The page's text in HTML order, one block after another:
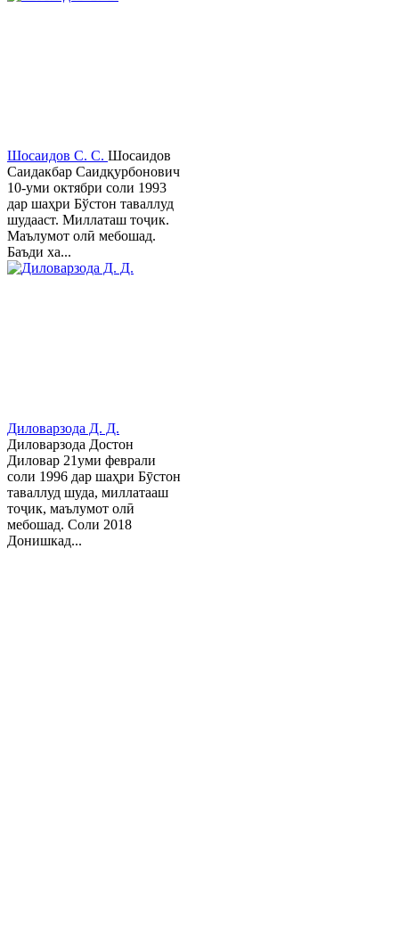
Шосаидов С. С. Шосаидов
Саидакбар Саидқурбонович
10-уми октябри соли 1993
дар шаҳри Бўстон таваллуд
шудааст. Миллаташ тоҷик.
Маълумот олӣ мебошад.
Баъди ха...
Диловарзода Д. Д.
Диловарзода Достон
Диловар 21уми феврали
соли 1996 дар шаҳри Бӯстон
таваллуд шуда, миллатааш
тоҷик, маълумот олӣ
мебошад. Соли 2018
Донишкад...